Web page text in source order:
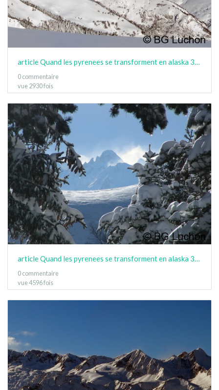
article Quand les pyrenees se transforment en alaska 3-15 14
0 commentaire
vue 2930 fois
article Quand les pyrenees se transforment en alaska 3-15 15
0 commentaire
vue 4596 fois